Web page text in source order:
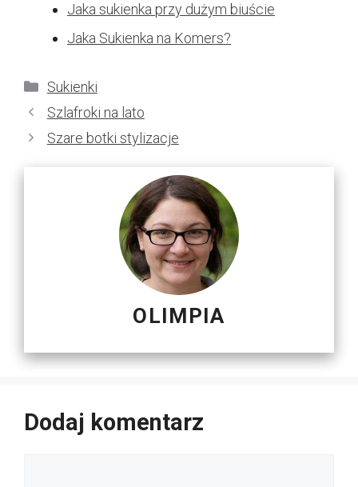
Jaka sukienka przy dużym biuście
Jaka Sukienka na Komers?
Kategorie
Sukienki
Szlafroki na lato
Szare botki stylizacje
OLIMPIA
Dodaj komentarz